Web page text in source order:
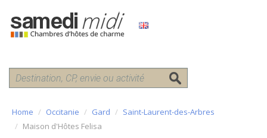
Home Occitanie Gard
Saint-Laurent-des-Arbres
Maison d'Hôtes Felisa